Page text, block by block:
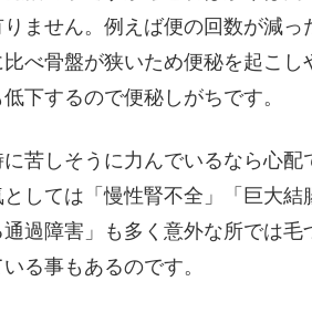
ません。例えば便の回数が減っ
べ骨盤が狭いため便秘を起こし
下するので便秘しがちです。
苦しそうに力んでいるなら心配
しては「慢性腎不全」「巨大結
過障害」も多く意外な所では毛
る事もあるのです。